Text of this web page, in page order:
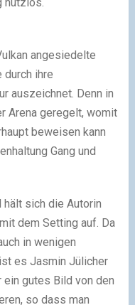
angesiedelte
durch ihre
auszeichnet. Denn in
Arena geregelt, womit
beweisen kann
Gang und
hält sich die Autorin
dem Setting auf. Da
in wenigen
es Jasmin Jülicher
gutes Bild von den
so dass man